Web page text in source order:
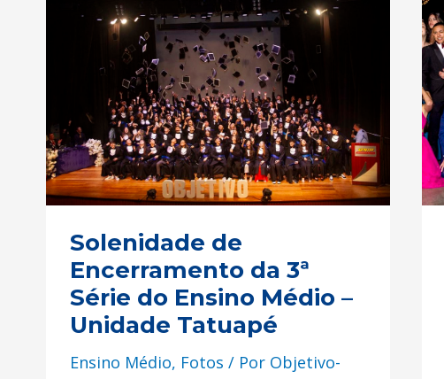
Solenidade de
Encerramento da 3ª
Série do Ensino Médio –
Unidade Tatuapé
Ensino Médio, Fotos / Por Objetivo-
de
Encerramento
Série
do
Ensino
–
Unidade
Tatuapé